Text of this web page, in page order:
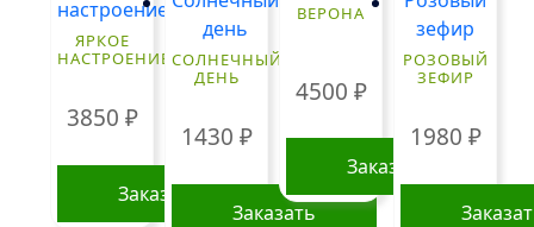
ЯРКОЕ
НАСТРОЕНИЕ
3850 ₽
Заказать
СОЛНЕЧНЫЙ
ДЕНЬ
1430 ₽
Заказать
ВЕРОНА
4500 ₽
Заказать
РОЗОВЫЙ
ЗЕФИР
1980 ₽